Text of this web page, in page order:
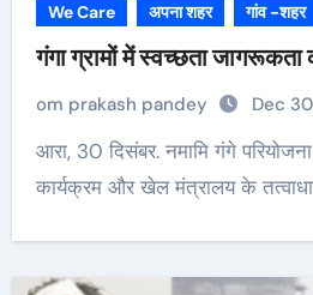
We Care अपना शहर गांव -शहर
गंगा ग्रामों में स्वच्छता
om prakash pandey Dec
आरा, 30 दिसंबर. नमामि गंगे परियोजना नेहरू युवा भोजपुर युवा
कार्यक्रम और खेल मंत्रालय के